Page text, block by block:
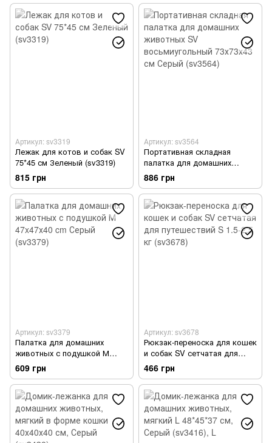
Артикул: sv3319
Лежак для котов и собак SV
75*45 см Зеленый (sv3319)
815 грн
Артикул: sv3564
Портативная складная
палатка для домашних
животных SV
восьмиугольный 73х73х43 см
Серый (sv3564)
886 грн
Артикул: sv3379
Палатка для домашних
животных с подушкой М
47x47х40 cm Серый (sv3379)
609 грн
Артикул: sv3678
Рюкзак-переноска для кошек
и собак SV сетчатая для
путешествий S 1.5-2.5 кг
(sv3678)
466 грн